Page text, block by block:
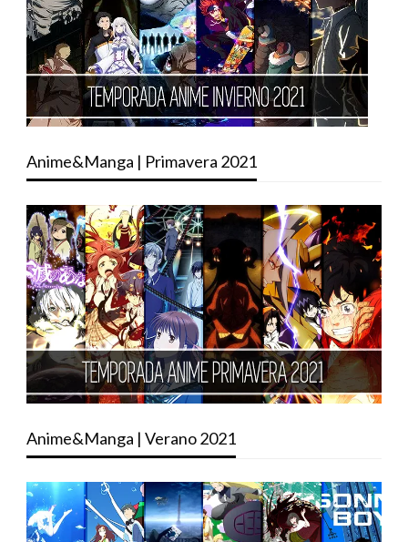
Anime&Manga | Primavera 2021
Anime&Manga | Verano 2021